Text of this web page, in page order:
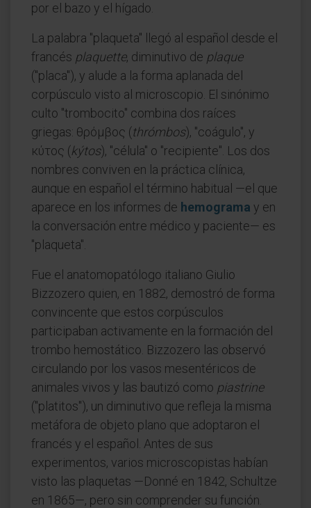
por el bazo y el hígado.
La palabra "plaqueta" llegó al español desde el
francés plaquette, diminutivo de plaque
("placa"), y alude a la forma aplanada del
corpúsculo visto al microscopio. El sinónimo
culto "trombocito" combina dos raíces
griegas: θρόμβος (thrómbos), "coágulo", y
κύτος (kýtos), "célula" o "recipiente". Los dos
nombres conviven en la práctica clínica,
aunque en español el término habitual —el que
aparece en los informes de hemograma y en
la conversación entre médico y paciente— es
"plaqueta".
Fue el anatomopatólogo italiano Giulio
Bizzozero quien, en 1882, demostró de forma
convincente que estos corpúsculos
participaban activamente en la formación del
trombo hemostático. Bizzozero las observó
circulando por los vasos mesentéricos de
animales vivos y las bautizó como piastrine
("platitos"), un diminutivo que refleja la misma
metáfora de objeto plano que adoptaron el
francés y el español. Antes de sus
experimentos, varios microscopistas habían
visto las plaquetas —Donné en 1842, Schultze
en 1865—, pero sin comprender su función.